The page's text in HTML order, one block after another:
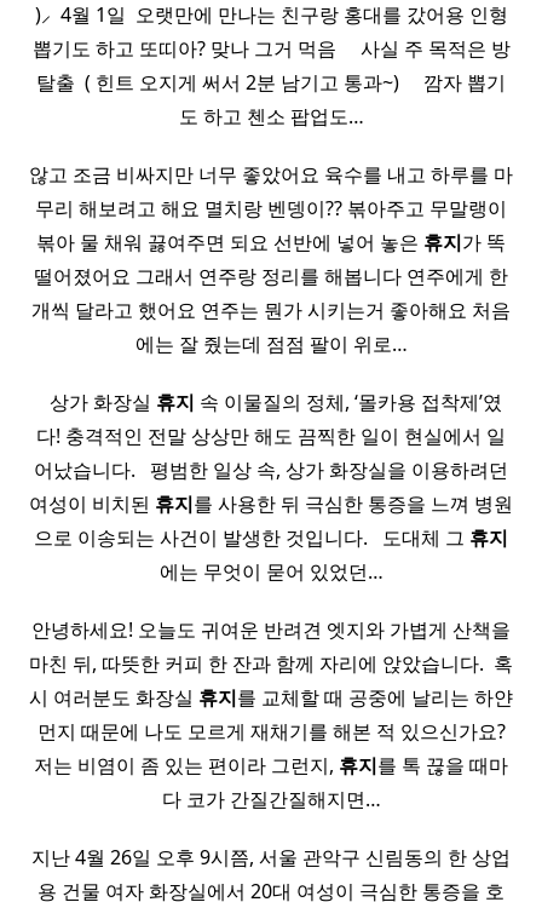
)⸝ ​ 4월 1일 ​ 오랫만에 만나는 친구랑 홍대를 갔어용 인형
뽑기도 하고 또띠아? 맞나 그거 먹음 ​ ​ ​ ​ 사실 주 목적은 방
탈출 ​ ( 힌트 오지게 써서 2분 남기고 통과~) ​ ​ ​ ​ 깜자 뽑기
도 하고 첸소 팝업도…
않고 조금 비싸지만 너무 좋았어요 육수를 내고 하루를 마
무리 해보려고 해요 멸치랑 벤뎅이?? 볶아주고 무말랭이
볶아 물 채워 끓여주면 되요 선반에 넣어 놓은 휴지가 똑
떨어졌어요 그래서 연주랑 정리를 해봅니다 연주에게 한
개씩 달라고 했어요 연주는 뭔가 시키는거 좋아해요 처음
에는 잘 줬는데 점점 팔이 위로…
​ ​ 상가 화장실 휴지 속 이물질의 정체, ‘몰카용 접착제’였
다! 충격적인 전말 상상만 해도 끔찍한 일이 현실에서 일
어났습니다. ​ ​ 평범한 일상 속, 상가 화장실을 이용하려던
여성이 비치된 휴지를 사용한 뒤 극심한 통증을 느껴 병원
으로 이송되는 사건이 발생한 것입니다. ​ ​ 도대체 그 휴지
에는 무엇이 묻어 있었던…
안녕하세요! 오늘도 귀여운 반려견 엣지와 가볍게 산책을
마친 뒤, 따뜻한 커피 한 잔과 함께 자리에 앉았습니다. ​ 혹
시 여러분도 화장실 휴지를 교체할 때 공중에 날리는 하얀
먼지 때문에 나도 모르게 재채기를 해본 적 있으신가요?
저는 비염이 좀 있는 편이라 그런지, 휴지를 톡 끊을 때마
다 코가 간질간질해지면…
지난 4월 26일 오후 9시쯤, 서울 관악구 신림동의 한 상업
용 건물 여자 화장실에서 20대 여성이 극심한 통증을 호